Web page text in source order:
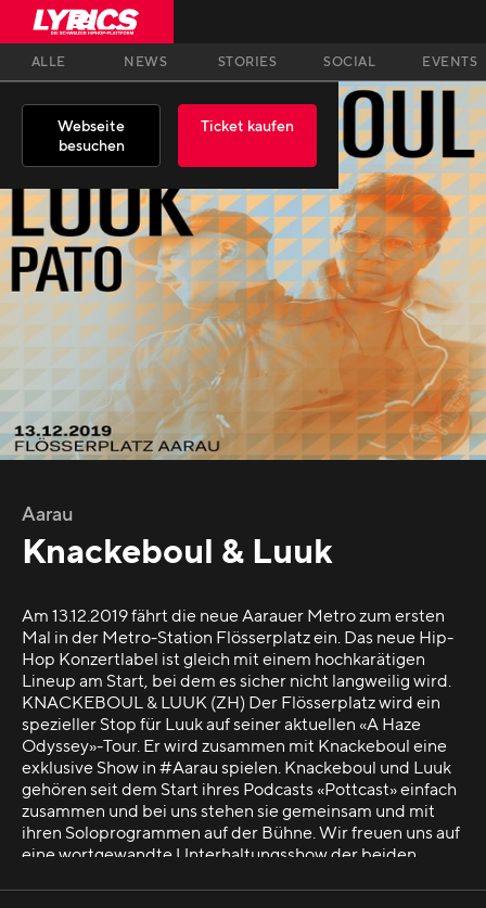
ALLE NEWS STORIES SOCIAL EVENTS
Webseite
besuchen
Ticket kaufen
Aarau
Knackeboul & Luuk
Am 13.12.2019 fährt die neue Aarauer Metro zum ersten
Mal in der Metro-Station Flösserplatz ein. Das neue Hip-
Hop Konzertlabel ist gleich mit einem hochkarätigen
Lineup am Start, bei dem es sicher nicht langweilig wird.
KNACKEBOUL & LUUK (ZH) Der Flösserplatz wird ein
spezieller Stop für Luuk auf seiner aktuellen «A Haze
Odyssey»-Tour. Er wird zusammen mit Knackeboul eine
exklusive Show in #Aarau spielen. Knackeboul und Luuk
gehören seit dem Start ihres Podcasts «Pottcast» einfach
zusammen und bei uns stehen sie gemeinsam und mit
ihren Soloprogrammen auf der Bühne. Wir freuen uns auf
eine wortgewandte Unterhaltungsshow der beiden